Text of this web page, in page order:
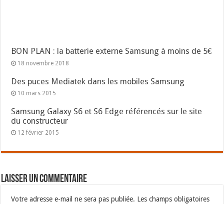
BON PLAN : la batterie externe Samsung à moins de 5€
18 novembre 2018
Des puces Mediatek dans les mobiles Samsung
10 mars 2015
Samsung Galaxy S6 et S6 Edge référencés sur le site
du constructeur
12 février 2015
Laisser un commentaire
Votre adresse e-mail ne sera pas publiée. Les champs obligatoires